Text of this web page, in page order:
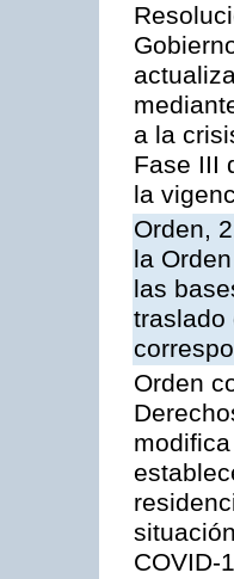
a la
Fase III
la
Orden,
la
las
traslado
Orden
COVID-